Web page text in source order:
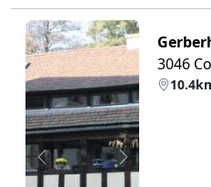
Zurück Weiter
3046